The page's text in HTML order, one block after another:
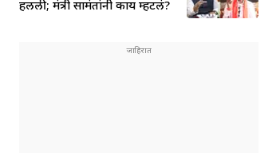
हलली; मंत्री सामंतांनी काय म्हटलं?